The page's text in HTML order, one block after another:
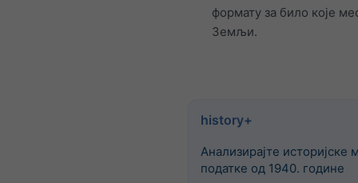
формату за било које
Земљи.
history+
Анализирајте историјске
податке од 1940. године